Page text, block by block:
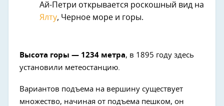
Ай-Петри открывается роскошный вид на
Ялту, Черное море и горы.
Высота горы — 1234 метра, в 1895 году здесь
установили метеостанцию.
Вариантов подъема на вершину существует
множество, начиная от подъема пешком, он